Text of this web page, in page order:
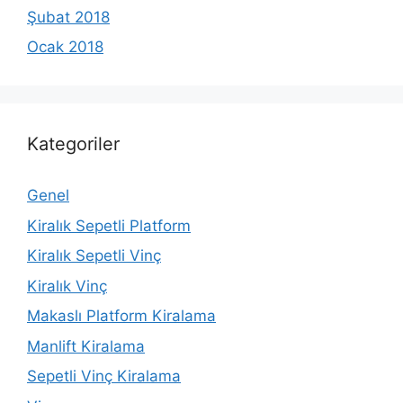
Şubat 2018
Ocak 2018
Kategoriler
Genel
Kiralık Sepetli Platform
Kiralık Sepetli Vinç
Kiralık Vinç
Makaslı Platform Kiralama
Manlift Kiralama
Sepetli Vinç Kiralama